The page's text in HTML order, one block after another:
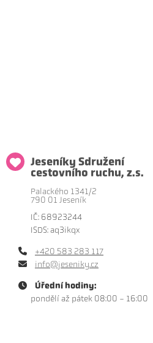
Jeseníky Sdružení
cestovního ruchu, z.s.
Palackého 1341/2
790 01 Jeseník
IČ: 68923244
ISDS: aq3ikqx
+420 583 283 117
info@jeseniky.cz
Úřední hodiny:
pondělí až pátek 08:00 - 16:00